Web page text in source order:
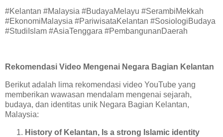
#Kelantan #Malaysia #BudayaMelayu #SerambiMekkah
#EkonomiMalaysia #PariwisataKelantan #SosiologiBudaya
#StudiIslam #AsiaTenggara #PembangunanDaerah
Rekomendasi Video Mengenai Negara Bagian Kelantan
Berikut adalah lima rekomendasi video YouTube yang
memberikan wawasan mendalam mengenai sejarah,
budaya, dan identitas unik Negara Bagian Kelantan,
Malaysia:
History of Kelantan, Is a strong Islamic identity